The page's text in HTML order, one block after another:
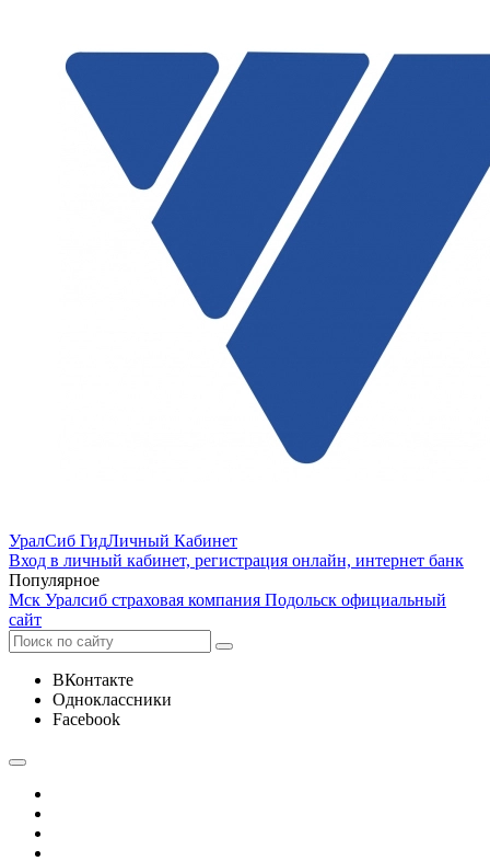
УралСиб ГидЛичный Кабинет
Вход в личный кабинет, регистрация онлайн, интернет банк
Популярное
Мск Уралсиб страховая компания Подольск официальный
сайт
ВКонтакте
Одноклассники
Facebook